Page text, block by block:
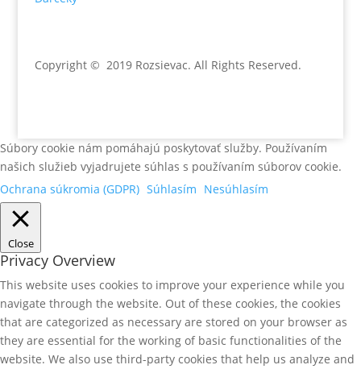
Copyright © 2019 Rozsievac. All Rights Reserved.
Súbory cookie nám pomáhajú poskytovať služby. Používaním
našich služieb vyjadrujete súhlas s používaním súborov cookie.
Ochrana súkromia (GDPR) Súhlasím Nesúhlasím
Close
Privacy Overview
This website uses cookies to improve your experience while you
navigate through the website. Out of these cookies, the cookies
that are categorized as necessary are stored on your browser as
they are essential for the working of basic functionalities of the
website. We also use third-party cookies that help us analyze and